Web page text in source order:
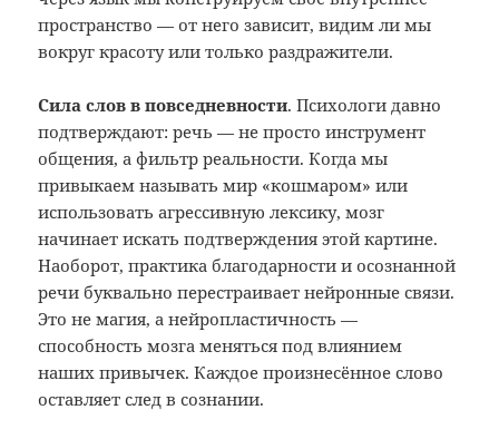
пространство — от него зависит, видим ли мы
вокруг красоту или только раздражители.
Сила слов в повседневности. Психологи давно
подтверждают: речь — не просто инструмент
общения, а фильтр реальности. Когда мы
привыкаем называть мир «кошмаром» или
использовать агрессивную лексику, мозг
начинает искать подтверждения этой картине.
Наоборот, практика благодарности и осознанной
речи буквально перестраивает нейронные связи.
Это не магия, а нейропластичность —
способность мозга меняться под влиянием
наших привычек. Каждое произнесённое слово
оставляет след в сознании.